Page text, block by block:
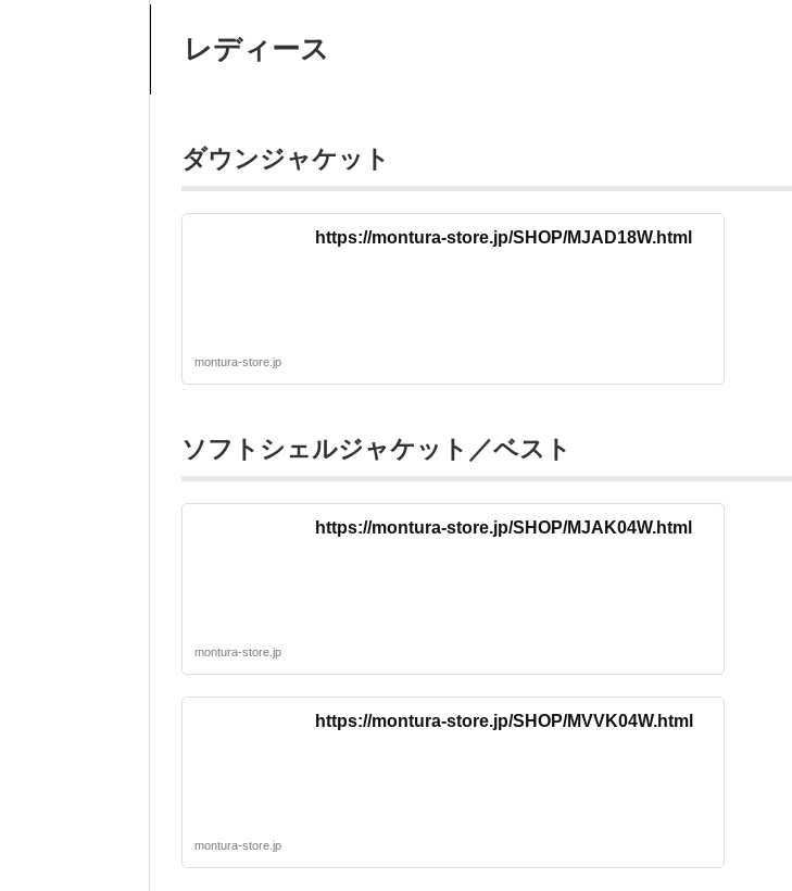
レディース
ダウンジャケット
https://montura-store.jp/SHOP/MJAD18W.html
montura-store.jp
ソフトシェルジャケット／ベスト
https://montura-store.jp/SHOP/MJAK04W.html
montura-store.jp
https://montura-store.jp/SHOP/MVVK04W.html
montura-store.jp